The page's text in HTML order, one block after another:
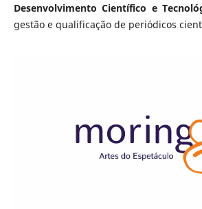
Desenvolvimento Científico e
gestão e qualificação de periódicos